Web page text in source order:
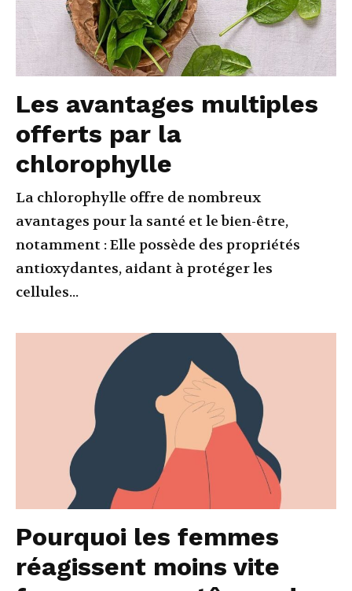
Les avantages multiples
offerts par la
chlorophylle
La chlorophylle offre de nombreux
avantages pour la santé et le bien-être,
notamment : Elle possède des propriétés
antioxydantes, aidant à protéger les
cellules...
Pourquoi les femmes
réagissent moins vite